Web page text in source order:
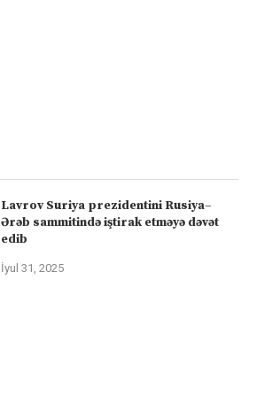
Lavrov Suriya prezidentini Rusiya–
Ərəb sammitində iştirak etməyə dəvət
edib
İyul 31, 2025